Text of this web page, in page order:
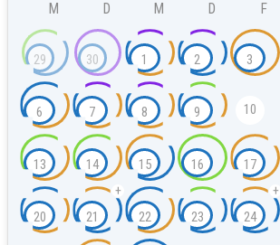
M D M D F
29 30 1 2 3
6 7 8 9 10
13 14 15 16 17
20 21
+
22 23 24
+